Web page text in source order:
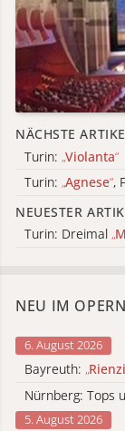
NÄCHSTE
Turin: „Violanta“
Turin: „Agnese“,
NEUESTER
Turin: Dreimal „
NEU IM
6. August 2026
Bayreuth: „Rienzi
Nürnberg: Tops
5. August 2026